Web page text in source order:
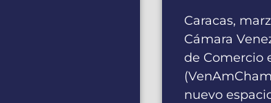
Caracas,
Cámara
de Comercio
nuevo